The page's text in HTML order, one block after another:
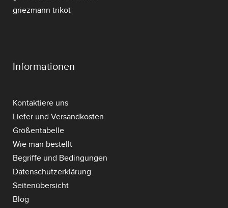
griezmann trikot
Informationen
Kontaktiere uns
Liefer und Versandkosten
Größentabelle
Wie man bestellt
Begriffe und Bedingungen
Datenschutzerklärung
Seitenübersicht
Blog